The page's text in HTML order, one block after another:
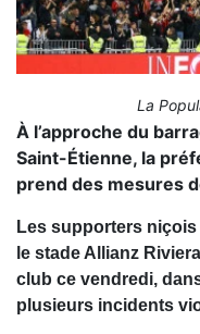
La
À l’approche du
Saint-Étienne, la
prend des mesures
Les supporters
le stade Allianz
club ce vendredi,
plusieurs incidents